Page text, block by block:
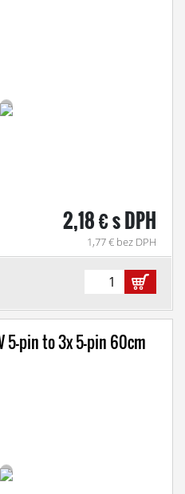
2,18 € s DPH
1,77 € bez DPH
5-pin to 3x 5-pin 60cm